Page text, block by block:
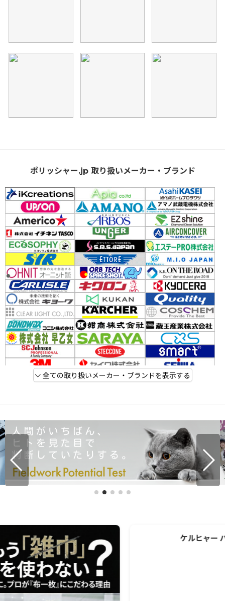
ポリッシャー.jp 取り扱いメーカー・ブランド
全ての取り扱いメーカー・ブランドを表示する
ケルヒャー バッテリー互換ガイド